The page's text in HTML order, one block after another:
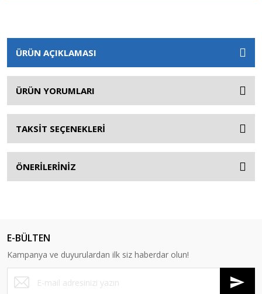
ÜRÜN AÇIKLAMASI
ÜRÜN YORUMLARI
TAKSİT SEÇENEKLERİ
ÖNERİLERİNİZ
E-BÜLTEN
Kampanya ve duyurulardan ilk siz haberdar olun!